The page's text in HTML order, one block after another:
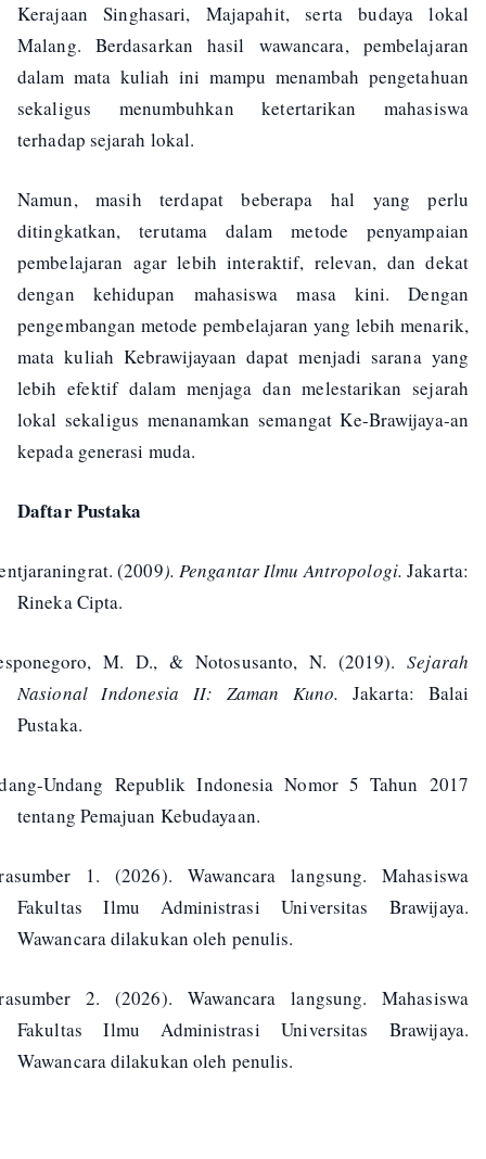
Kerajaan Singhasari, Majapahit, serta budaya lokal
Malang. Berdasarkan hasil wawancara, pembelajaran
dalam mata kuliah ini mampu menambah pengetahuan
sekaligus menumbuhkan ketertarikan mahasiswa
terhadap sejarah lokal.
Namun, masih terdapat beberapa hal yang perlu
ditingkatkan, terutama dalam metode penyampaian
pembelajaran agar lebih interaktif, relevan, dan dekat
dengan kehidupan mahasiswa masa kini. Dengan
pengembangan metode pembelajaran yang lebih menarik,
mata kuliah Kebrawijayaan dapat menjadi sarana yang
lebih efektif dalam menjaga dan melestarikan sejarah
lokal sekaligus menanamkan semangat Ke-Brawijaya-an
kepada generasi muda.
Daftar Pustaka
(2009). Pengantar Ilmu Antropologi. Jakarta:
Rineka Cipta.
M. D., & Notosusanto, N. (2019).Sejarah
Nasional Indonesia II: Zaman Kuno. Jakarta: Balai
Pustaka.
Undang Republik Indonesia Nomor 5 Tahun 2017
tentang Pemajuan Kebudayaan.
1. (2026). Wawancara langsung. Mahasiswa
Fakultas Ilmu Administrasi Universitas Brawijaya.
Wawancara dilakukan oleh penulis.
2. (2026). Wawancara langsung. Mahasiswa
Fakultas Ilmu Administrasi Universitas Brawijaya.
Wawancara dilakukan oleh penulis.